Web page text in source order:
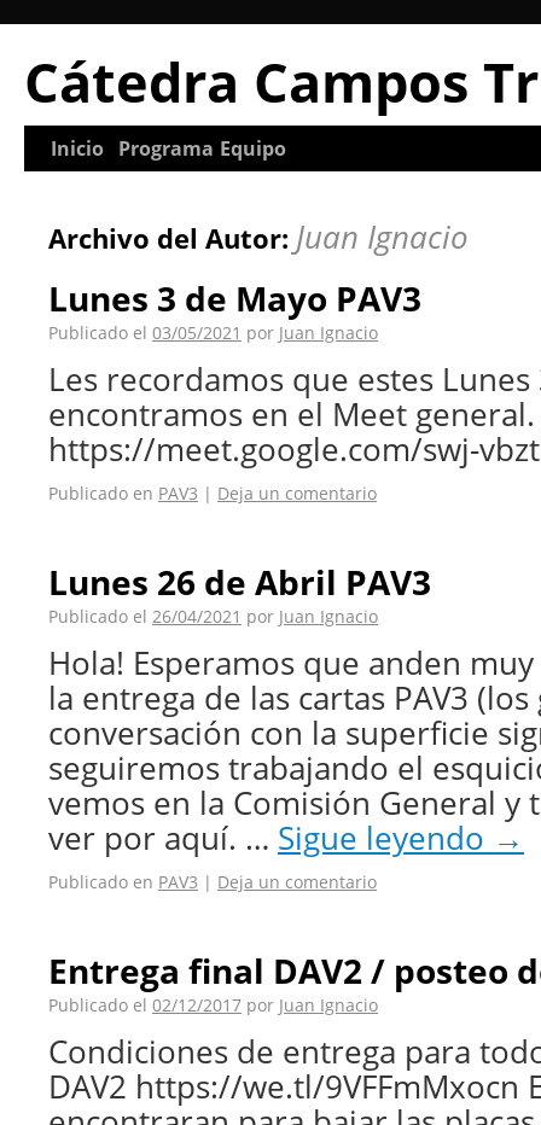
Cátedra Campos
Inicio Programa Equipo
Archivo del Autor: Juan Ignacio
Lunes 3 de Mayo PAV3
Publicado el 03/05/2021 por Juan Ignacio
Les recordamos que estes
encontramos en el Meet general.
https://meet.google.com/swj-
Publicado en PAV3 | Deja un comentario
Lunes 26 de Abril PAV3
Publicado el 26/04/2021 por Juan Ignacio
Hola! Esperamos que anden
la entrega de las cartas PAV3 (los
conversación con la superficie
seguiremos trabajando el
vemos en la Comisión General
ver por aquí. … Sigue leyendo →
Publicado en PAV3 | Deja un comentario
Entrega final DAV2 / posteo
Publicado el 02/12/2017 por Juan Ignacio
Condiciones de entrega para
DAV2 https://we.tl/9VFFmMxocn